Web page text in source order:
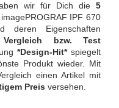
wir für Dich die 5
IPF 670
deren Eigenschaften
Vergleich bzw. Test
*Design-Hit*spiegelt
Produkt wieder. Mit
einen Artikel mit
Preis versehen.